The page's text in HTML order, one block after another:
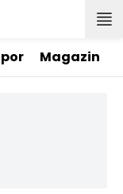
Magazin